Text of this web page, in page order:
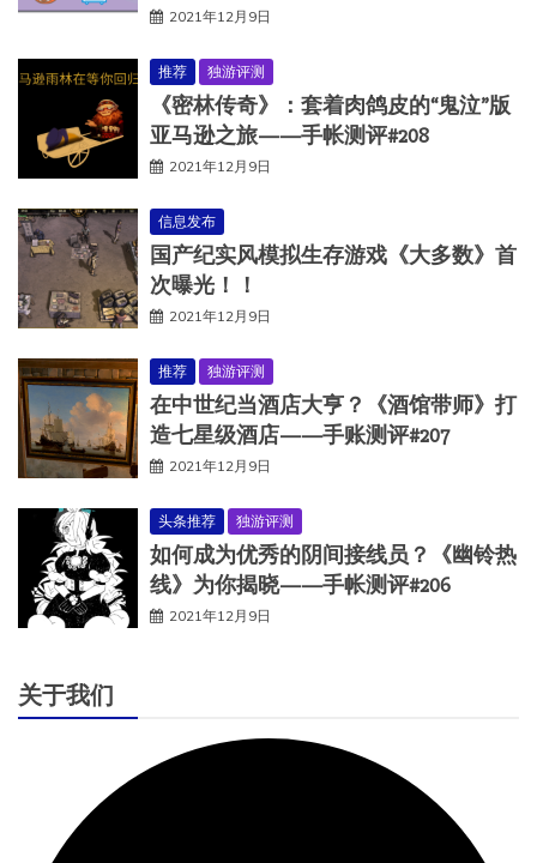
2021年12月9日
推荐 独游评测
《密林传奇》：套着肉鸽皮的“鬼泣”版
亚马逊之旅——手帐测评#208
2021年12月9日
信息发布
国产纪实风模拟生存游戏《大多数》首
次曝光！！
2021年12月9日
推荐 独游评测
在中世纪当酒店大亨？《酒馆带师》打
造七星级酒店——手账测评#207
2021年12月9日
头条推荐 独游评测
如何成为优秀的阴间接线员？《幽铃热
线》为你揭晓——手帐测评#206
2021年12月9日
关于我们